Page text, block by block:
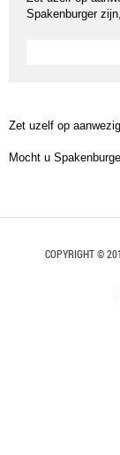
Spakenburger
Zet uzelf op
Mocht u
COPYRIGHT ©